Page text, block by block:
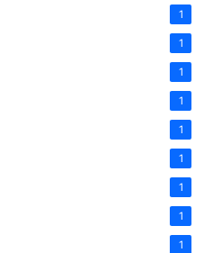
1
1
1
1
1
1
1
1
1